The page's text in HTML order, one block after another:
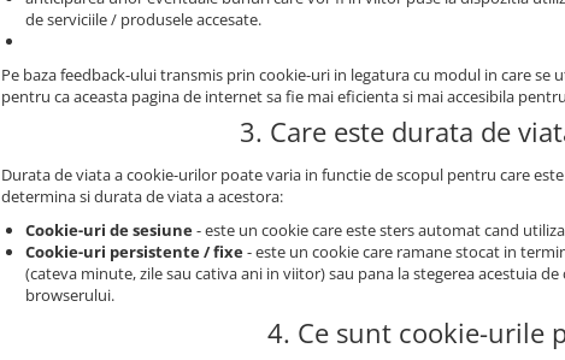
de serviciile / produsele accesate.
Pe baza feedback-ului transmis prin cookie-uri in legatura cu modul in care
pentru ca aceasta pagina de internet sa fie mai eficienta si mai accesibila
3. Care este durata de
Durata de viata a cookie-urilor poate varia in functie de scopul pentru care
determina si durata de viata a acestora:
Cookie-uri de sesiune- este un cookie care este sters automat cand
Cookie-uri persistente / fixe- este un cookie care ramane stocat in
(cateva minute, zile sau cativa ani in viitor) sau pana la stegerea acestuia
browserului.
4. Ce sunt cookie-urile